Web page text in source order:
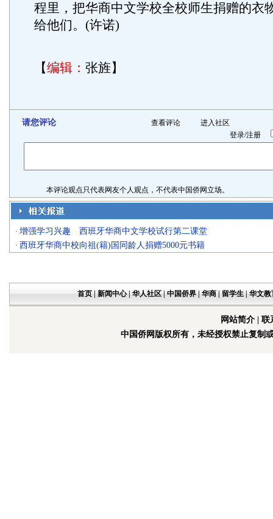
程里，把华商中文学校全校师生捐赠的衣
给他们。(许诺)
【编辑： 张旌】
请您评论 查看评论
进入社区
登录/注册
本评论观点只代表网友个人观点，不代表中国侨网立场。
· 增强学习兴趣 西班牙华商中文学校试行第二课堂
· 西班牙华商中校向祖(籍)国同龄人捐赠5000元书籍
首页| 新闻中心| 华人社区| 中国侨界| 华商| 留学生| 华文教
网站简介| 联
中国侨网版权所有，未经授权禁止复制